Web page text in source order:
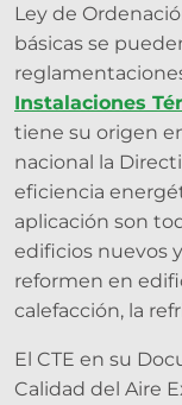
Ley de
básicas se
Instalaciones
tiene su origen
nacional la
eficiencia
aplicación son
edificios nuevos
reformen en
calefacción, la
El CTE en su
Calidad del Aire